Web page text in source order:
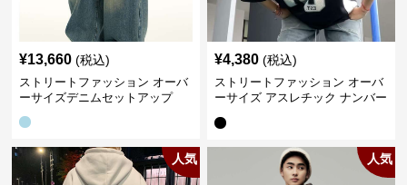
¥13,660 (税込)
ストリートファッション オーバ
ーサイズデニムセットアップ
¥4,380 (税込)
ストリートファッション オーバ
ーサイズ アスレチック ナンバー
人気 人気